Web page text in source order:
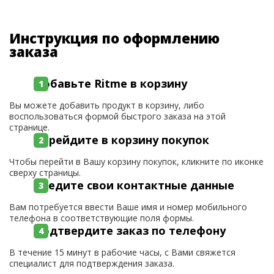
Инструкция по оформлению
заказа
Добавьте Ritme в корзину
Вы можете добавить продукт в корзину, либо
воспользоваться формой быстрого заказа на этой
странице.
Перейдите в корзину покупок
Чтобы перейти в Вашу корзину покупок, кликните по иконке
сверху страницы.
Введите свои контактные данные
Вам потребуется ввести Ваше имя и номер мобильного
телефона в соответствующие поля формы.
Подтвердите заказ по телефону
В течение 15 минут в рабочие часы, с Вами свяжется
специалист для подтверждения заказа.